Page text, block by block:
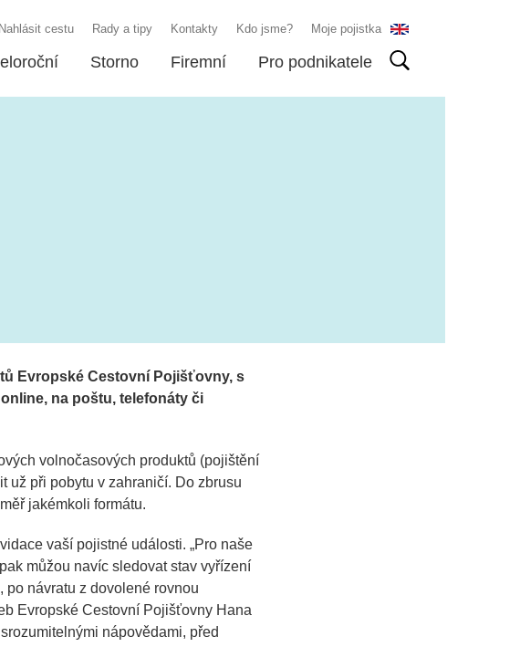
Nahlásit cestu Rady a tipy Kontakty Kdo jsme? Moje pojistka
Storno Firemní Pro podnikatele
Evropské Cestovní Pojišťovny, s
na poštu, telefonáty či
volnočasových produktů (pojištění
už při pobytu v zahraničí. Do zbrusu
jakémkoli formátu.
vaší pojistné události. „Pro naše
můžou navíc sledovat stav vyřízení
po návratu z dovolené rovnou
Evropské Cestovní Pojišťovny Hana
nápovědami, před